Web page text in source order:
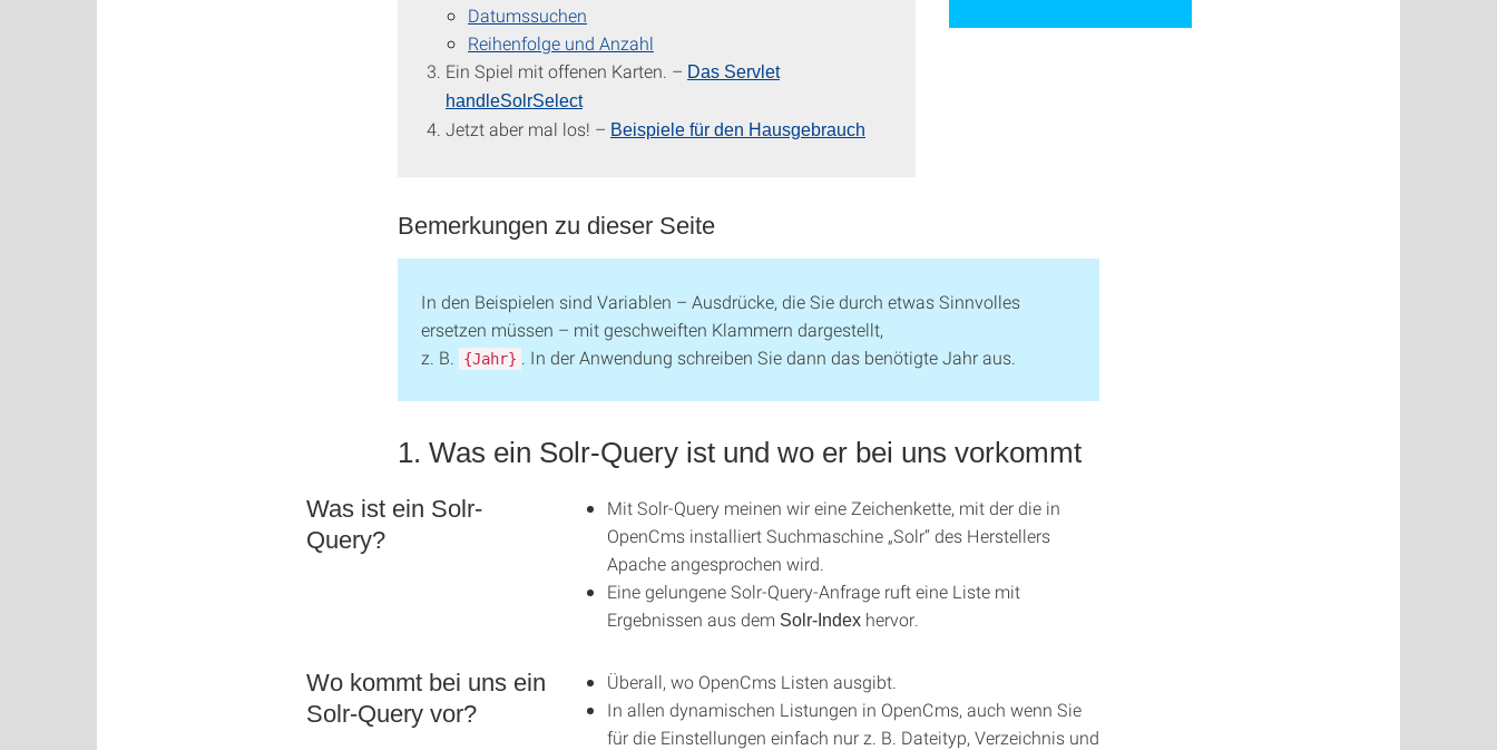
Datumssuchen
Reihenfolge und Anzahl
Ein Spiel mit offenen Karten. – Das Servlet
handleSolrSelect
Jetzt aber mal los! – Beispiele für den Hausgebrauch
Bemerkungen zu dieser Seite
In den Beispielen sind Variablen – Ausdrücke, die Sie durch etwas Sinnvolles
ersetzen müssen – mit geschweiften Klammern dargestellt,
z. B.
{Jahr} . In der Anwendung schreiben Sie dann das benötigte Jahr aus.
1. Was ein Solr-Query ist und wo er bei uns vorkommt
Was ist ein Solr-
Query?
Mit Solr-Query meinen wir eine Zeichenkette, mit der die in
OpenCms installiert Suchmaschine „Solr“ des Herstellers
Apache angesprochen wird.
Eine gelungene Solr-Query-Anfrage ruft eine Liste mit
Ergebnissen aus dem Solr-Index hervor.
Wo kommt bei uns ein
Solr-Query vor?
Überall, wo OpenCms Listen ausgibt.
In allen dynamischen Listungen in OpenCms, auch wenn Sie
für die Einstellungen einfach nur z. B. Dateityp, Verzeichnis und